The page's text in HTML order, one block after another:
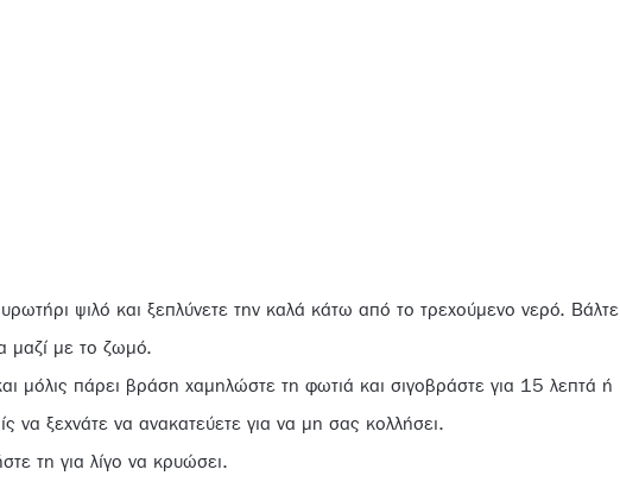
ψιλό και ξεπλύνετε την καλά κάτω από το τρεχούμενο νερό. Βάλτε
μαζί με το ζωμό.
μόλις πάρει βράση χαμηλώστε τη φωτιά και σιγοβράστε για 15 λεπτά ή
να ξεχνάτε να ανακατεύετε για να μη σας κολλήσει.
τη για λίγο να κρυώσει.